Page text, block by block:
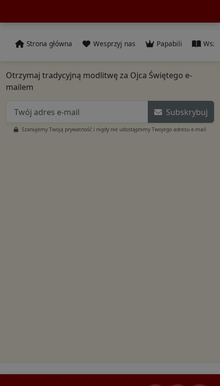
Strona główna Wesprzyj nas Papabili
Otrzymaj tradycyjną modlitwę za Ojca Świętego e-
mailem
Subskrybuj
Szanujemy Twoją prywatność i nigdy nie udostępnimy Twojego adresu e-mail